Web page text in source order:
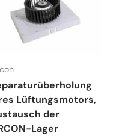
Lüftungsmotors,
der
Lager